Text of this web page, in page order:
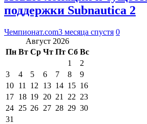
поддержки Subnautica 2
Чемпионат.com3 месяца спустя 0
Август 2026
Пн Вт Ср Чт Пт Сб Вс
1
2
3
4 5 6 7 8
9
10 11 12 13 14 15 16
17 18 19 20 21 22 23
24 25 26 27 28 29 30
31